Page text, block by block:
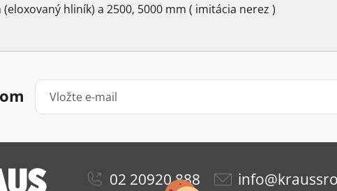
hliník) a 2500, 5000 mm ( imitácia nerez )
02 20920 888